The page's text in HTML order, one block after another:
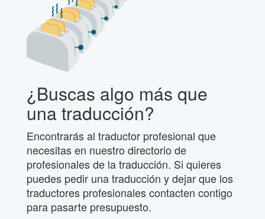
¿Buscas algo más que
una traducción?
Encontrarás al traductor profesional que
necesitas en nuestro directorio de
profesionales de la traducción. Si quieres
puedes pedir una traducción y dejar que los
traductores profesionales contacten contigo
para pasarte presupuesto.